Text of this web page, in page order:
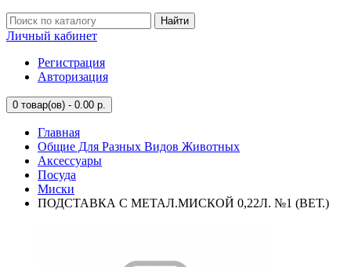
Найти
Личный кабинет
Регистрация
Авторизация
0 товар(ов) - 0.00 р.
Главная
Общие Для Разных Видов Животных
Аксессуары
Посуда
Миски
ПОДСТАВКА С МЕТАЛ.МИСКОЙ 0,22Л. №1 (ВЕТ.)